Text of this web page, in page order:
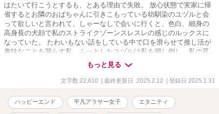
はたいて行こうとするも、とある理由で失敗。 放心状態で実家に帰
省するとお隣のおばちゃんに引きこもっている幼馴染のユヅルと会
って欲しいと言われて、しゃーなしで会いに行くと、色白、細身の
高身長の犬顔で私のストライクゾーンスレスレの感じのルックスに
なっていた。 たわいもない話をしている中で口を滑らせて推し活が
趣味なことを漏らす私。ムッとしたユヅルは私を押し倒し、私の耳
元で 「ねぇ、ボクを推してよ」 と甘えた声で囁く。 それだけだった
らいい。 なぜか、ケイ様まで私のことにご執心になって･･････。え
っ、他にも4人も！？ アオイ29歳独身。もうすぐ30歳になるんです
もっと見る
文字数 22,610 | 最終更新日 2025.2.12 | 登録日 2025.1.31
ハッピーエンド 平凡アラサー女子 エタニティ